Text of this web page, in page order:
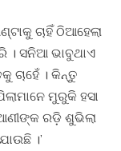
ଚାହିଁ ଠିଆହେଲା
। ସନିଆ ଭାବୁଥାଏ
ଚାହେଁ । କିନ୍ତୁ
ମୁରୁକି ହସା
ରଡ଼ି ଶୁଭିଲା
।’